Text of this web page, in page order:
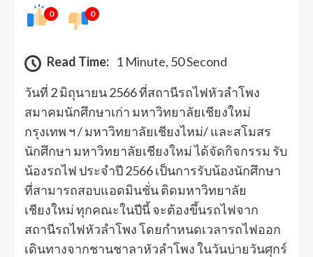
0 0
Read Time: 1 Minute, 50 Second
วันที่ 2 มิถุนายน 2566 ที่สถานีรถไฟหัวลำโพง
สมาคมนักศึกษาเก่า มหาวิทยาลัยเชียงใหม่
กรุงเทพ ฯ / มหาวิทยาลัยเชียงไหม่/ และสโมสร
นักศึกษา มหาวิทยาลัยเชียงใหม่ ได้จัดกิจกรรม รับ
น้องรถไฟ ประจำปี 2566 เป็นการรับน้องนักศึกษา
ที่สามารถสอบแอดมินชั่น ติดมหาวิทยาลัย
เชียงใหม่ ทุกคณะในปีนี้ จะต้องขึ้นรถไฟจาก
สถานีรถไฟหัวลำโพง โดยกำหนดเวลารถไฟออก
เดินทางจากชานชาลาหัวลำโพง ในวันบ่ายวันศุกร์